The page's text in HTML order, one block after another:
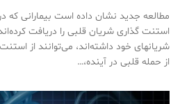
مطالعه جدید نشان داده است بیمارانی که
استنت گذاری شریان قلبی را دریافت
شریانهای خود داشته‌اند، می‌توانند از
از حمله قلبی در آینده،…